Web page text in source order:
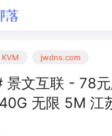
KVM jwdns.com
景文互联 - 78
无限 5M 江